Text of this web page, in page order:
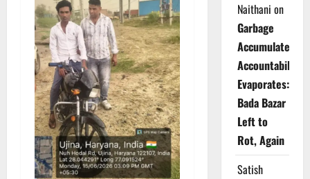
Naithani on
Garbage
Accumulates,
Accountability
Evaporates:
Bada Bazar
Left to
Rot, Again
Satish